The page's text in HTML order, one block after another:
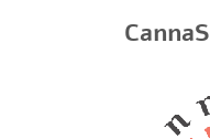
עד הסוף. אידיאלי